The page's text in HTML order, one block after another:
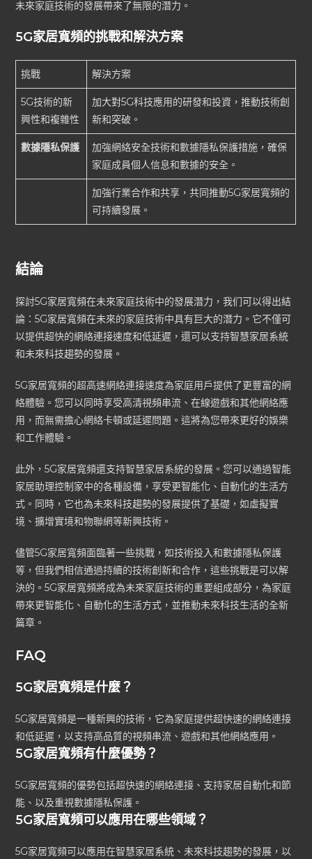
未來家庭技術的發展帶來了無限的潛力。
5G家居寬頻的挑戰和解決方案
挑戰 解決方案
5G技術的新
興性和複雜性
加大對5G科技應用的研發和投資，推動技術創
新和突破。
數據隱私保護
加強網絡安全技術和數據隱私保護措施，確保
家庭成員個人信息和數據的安全。
加強行業合作和共享，共同推動5G家居寬頻的
可持續發展。
結論
探討5G家居寬頻在未來家庭技術中的發展潛力，我们可以得出結
論：5G家居寬頻在未來的家庭技術中具有巨大的潛力。它不僅可
以提供超快的網絡連接速度和低延遲，還可以支持智慧家居系統
和未來科技趨勢的發展。
5G家居寬頻的超高速網絡連接速度為家庭用戶提供了更豐富的網
絡體驗。您可以同時享受高清視頻串流、在線遊戲和其他網絡應
用，而無需擔心網絡卡頓或延遲問題。這將為您帶來更好的娛樂
和工作體驗。
此外，5G家居寬頻還支持智慧家居系統的發展。您可以通過智能
家居助理控制家中的各種設備，享受更智能化、自動化的生活方
式。同時，它也為未來科技趨勢的發展提供了基礎，如虛擬實
境、擴增實境和物聯網等新興技術。
儘管5G家居寬頻面臨著一些挑戰，如技術投入和數據隱私保護
等，但我們相信通過持續的技術創新和合作，這些挑戰是可以解
決的。5G家居寬頻將成為未來家庭技術的重要組成部分，為家庭
帶來更智能化、自動化的生活方式，並推動未來科技生活的全新
篇章。
FAQ
5G家居寬頻是什麼？
5G家居寬頻是一種新興的技術，它為家庭提供超快速的網絡連接
和低延遲，以支持高品質的視頻串流、遊戲和其他網絡應用。
5G家居寬頻有什麼優勢？
5G家居寬頻的優勢包括超快速的網絡連接、支持家居自動化和節
能、以及重視數據隱私保護。
5G家居寬頻可以應用在哪些領域？
5G家居寬頻可以應用在智慧家居系統、未來科技趨勢的發展，以